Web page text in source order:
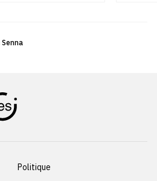
Senna
Politique